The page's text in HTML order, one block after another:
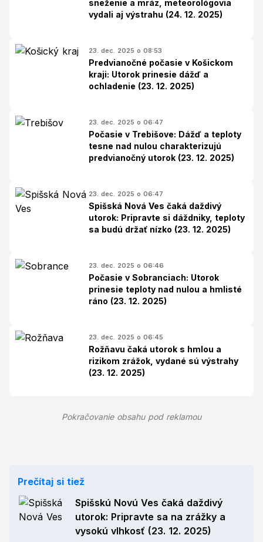
sneženie a mráz, meteorológovia
vydali aj výstrahu (24. 12. 2025)
23. dec. 2025 o 08:53
Predvianočné počasie v Košickom
kraji: Utorok prinesie dážď a
ochladenie (23. 12. 2025)
23. dec. 2025 o 06:47
Počasie v Trebišove: Dážď a teploty
tesne nad nulou charakterizujú
predvianočný utorok (23. 12. 2025)
23. dec. 2025 o 06:47
Spišská Nová Ves čaká daždivý
utorok: Pripravte si dáždniky, teploty
sa budú držať nízko (23. 12. 2025)
23. dec. 2025 o 06:46
Počasie v Sobranciach: Utorok
prinesie teploty nad nulou a hmlisté
ráno (23. 12. 2025)
23. dec. 2025 o 06:45
Rožňavu čaká utorok s hmlou a
rizikom zrážok, vydané sú výstrahy
(23. 12. 2025)
Pokračovanie obsahu pod reklamou
Prečítaj si tiež
Spišskú Novú Ves čaká daždivý
utorok: Pripravte sa na zrážky a
vysokú vlhkosť (23. 12. 2025)